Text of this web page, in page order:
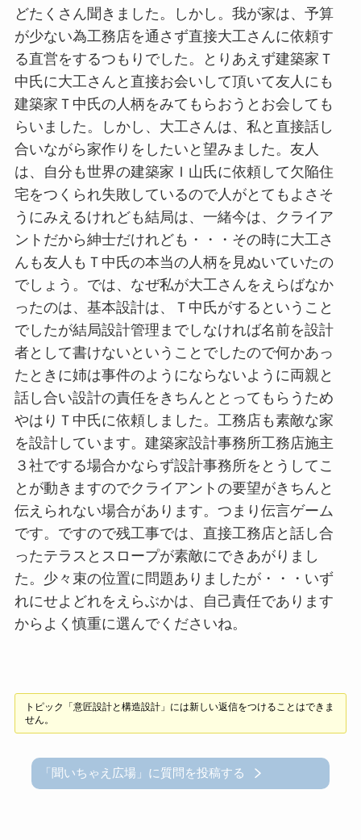
どたくさん聞きました。しかし。我が家は、予算
が少ない為工務店を通さず直接大工さんに依頼す
る直営をするつもりでした。とりあえず建築家Ｔ
中氏に大工さんと直接お会いして頂いて友人にも
建築家Ｔ中氏の人柄をみてもらおうとお会しても
らいました。しかし、大工さんは、私と直接話し
合いながら家作りをしたいと望みました。友人
は、自分も世界の建築家Ｉ山氏に依頼して欠陥住
宅をつくられ失敗しているので人がとてもよさそ
うにみえるけれども結局は、一緒今は、クライア
ントだから紳士だけれども・・・その時に大工さ
んも友人もＴ中氏の本当の人柄を見ぬいていたの
でしょう。では、なぜ私が大工さんをえらばなか
ったのは、基本設計は、Ｔ中氏がするということ
でしたが結局設計管理までしなければ名前を設計
者として書けないということでしたので何かあっ
たときに姉は事件のようにならないように両親と
話し合い設計の責任をきちんととってもらうため
やはりＴ中氏に依頼しました。工務店も素敵な家
を設計しています。建築家設計事務所工務店施主
３社でする場合かならず設計事務所をとうしてこ
とが動きますのでクライアントの要望がきちんと
伝えられない場合があります。つまり伝言ゲーム
です。ですので残工事では、直接工務店と話し合
ったテラスとスロープが素敵にできあがりまし
た。少々束の位置に問題ありましたが・・・いず
れにせよどれをえらぶかは、自己責任であります
からよく慎重に選んでくださいね。
トピック「意匠設計と構造設計」には新しい返信をつけることはできま
せん。
「聞いちゃえ広場」に質問を投稿する